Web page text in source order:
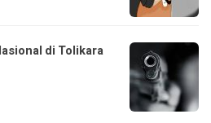
di Tolikara